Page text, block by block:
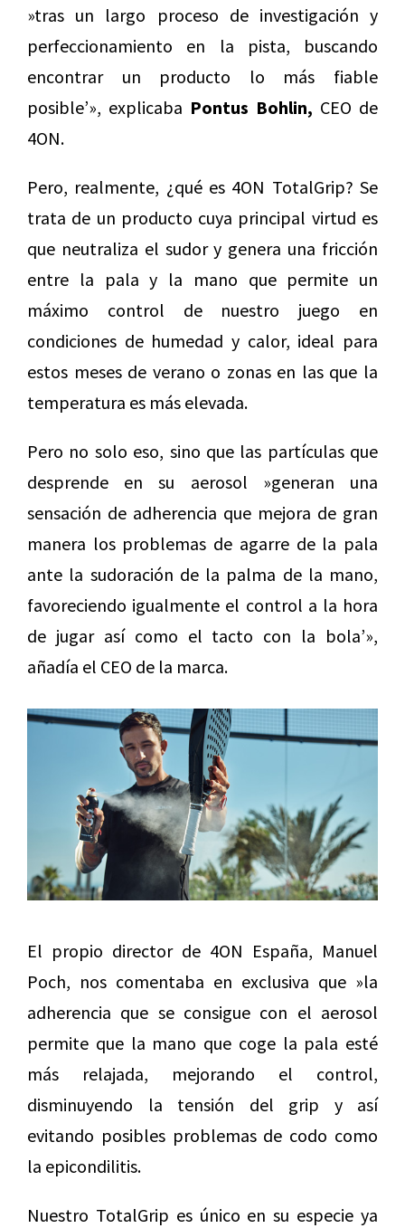
»tras un largo proceso de investigación y
perfeccionamiento en la pista, buscando
encontrar un producto lo más fiable
posible’», explicaba Pontus Bohlin, CEO de
4ON.
Pero, realmente, ¿qué es 4ON TotalGrip? Se
trata de un producto cuya principal virtud es
que neutraliza el sudor y genera una fricción
entre la pala y la mano que permite un
máximo control de nuestro juego en
condiciones de humedad y calor, ideal para
estos meses de verano o zonas en las que la
temperatura es más elevada.
Pero no solo eso, sino que las partículas que
desprende en su aerosol »generan una
sensación de adherencia que mejora de gran
manera los problemas de agarre de la pala
ante la sudoración de la palma de la mano,
favoreciendo igualmente el control a la hora
de jugar así como el tacto con la bola’»,
añadía el CEO de la marca.
El propio director de 4ON España, Manuel
Poch, nos comentaba en exclusiva que »la
adherencia que se consigue con el aerosol
permite que la mano que coge la pala esté
más relajada, mejorando el control,
disminuyendo la tensión del grip y así
evitando posibles problemas de codo como
la epicondilitis.
Nuestro TotalGrip es único en su especie ya